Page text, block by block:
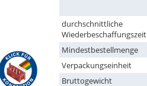
durchschnittliche
Wiederbeschaffungszeit
Mindestbestellmenge
Verpackungseinheit
Bruttogewicht